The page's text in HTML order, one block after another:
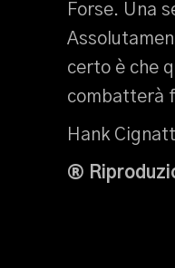
Forse. Una
certo è che
combatterà
Hank
®